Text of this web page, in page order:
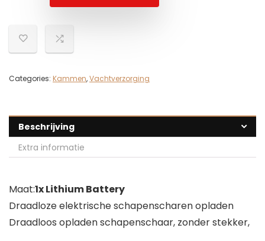
Categories: Kammen,Vachtverzorging
Beschrijving
Extra informatie
Maat:1x Lithium Battery
Draadloze elektrische schapenscharen opladen
Draadloos opladen schapenschaar, zonder stekker,